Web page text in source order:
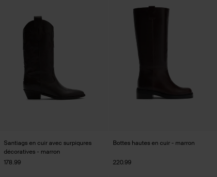
Santiags en cuir avec surpiqures
décoratives - marron
178.99
Bottes hautes en cuir - marron
220.99